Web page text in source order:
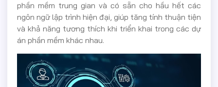
phần mềm trung gian và có sẵn cho hầu hết các
ngôn ngữ lập trình hiện đại, giúp tăng tính thuận tiện
và khả năng tương thích khi triển khai trong các dự
án phần mềm khác nhau.